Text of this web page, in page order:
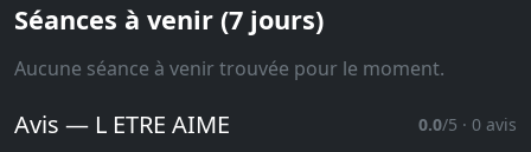
Séances à venir (7 jours)
Aucune séance à venir trouvée pour le moment.
Avis — L ETRE AIME 0.0/5 · 0 avis